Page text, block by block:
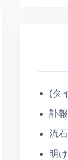
(タ
訃
流
明